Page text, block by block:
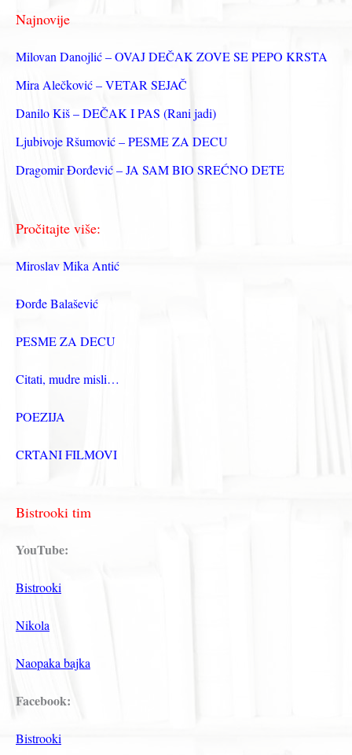
а
з
а
Najnovije
Milovan Danojlić – OVAJ DEČAK ZOVE SE PEPO KRSTA
Mira Alečković – VETAR SEJAČ
Danilo Kiš – DEČAK I PAS (Rani jadi)
Ljubivoje Ršumović – PESME ZA DECU
Dragomir Đorđević – JA SAM BIO SREĆNO DETE
Pročitajte više:
Miroslav Mika Antić
Đorđe Balašević
PESME ZA DECU
Citati, mudre misli…
POEZIJA
CRTANI FILMOVI
Bistrooki tim
YouTube:
Bistrooki
Nikola
Naopaka bajka
Facebook:
Bistrooki